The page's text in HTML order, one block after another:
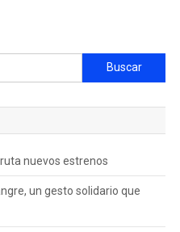
nuevos estrenos
un gesto solidario que